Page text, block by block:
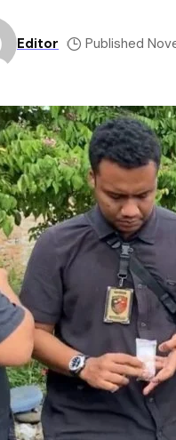
Editor Published